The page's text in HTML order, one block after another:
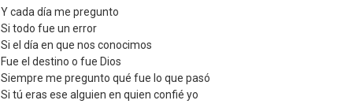
Y cada día me pregunto
Si todo fue un error
Si el día en que nos conocimos
Fue el destino o fue Dios
Siempre me pregunto qué fue lo que pasó
Si tú eras ese alguien en quien confié yo